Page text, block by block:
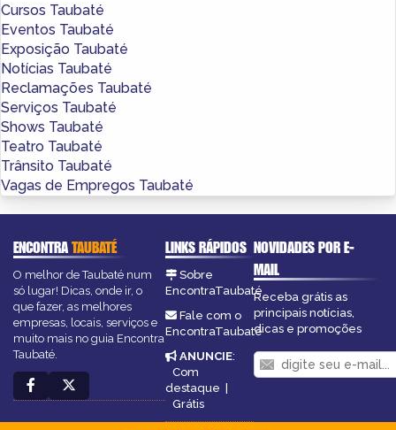
Cursos Taubaté
Eventos Taubaté
Exposição Taubaté
Notícias Taubaté
Reclamações Taubaté
Serviços Taubaté
Shows Taubaté
Teatro Taubaté
Trânsito Taubaté
Vagas de Empregos Taubaté
ENCONTRATAUBATÉ
O melhor de Taubaté num
só lugar! Dicas, onde ir, o
que fazer, as melhores
empresas, locais, serviços e
muito mais no guia Encontra
Taubaté.
LINKS RÁPIDOS
Sobre
EncontraTaubaté
Fale com o
EncontraTaubaté
ANUNCIE:
Com
destaque
Grátis
NOVIDADES POR E-
MAIL
Receba grátis as
principais notícias,
dicas e promoções